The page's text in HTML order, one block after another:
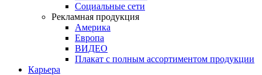
Социальные сети
Рекламная продукция
Америка
Европа
ВИДЕО
Плакат с полным ассортиментом продукции
Карьера